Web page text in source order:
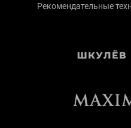
Рекомендательные